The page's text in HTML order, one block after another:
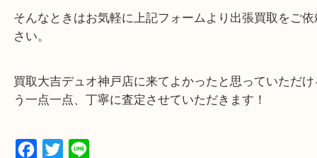
遺品整理・生前整理・断捨離・引っ越し
物を整理するケースは年々増加傾向です。